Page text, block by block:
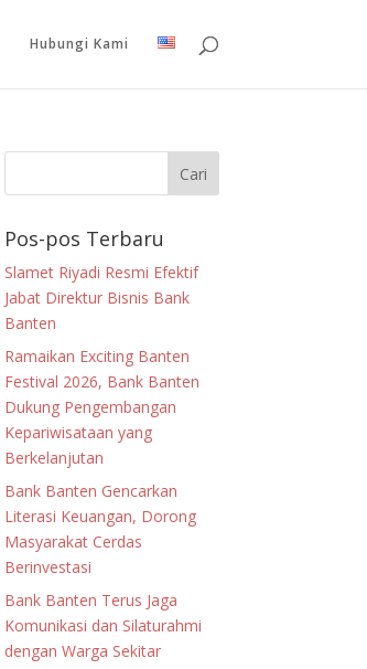
Hubungi Kami
Pos-pos Terbaru
Slamet Riyadi Resmi Efektif
Jabat Direktur Bisnis Bank
Banten
Ramaikan Exciting Banten
Festival 2026, Bank Banten
Dukung Pengembangan
Kepariwisataan yang
Berkelanjutan
Bank Banten Gencarkan
Literasi Keuangan, Dorong
Masyarakat Cerdas
Berinvestasi
Bank Banten Terus Jaga
Komunikasi dan Silaturahmi
dengan Warga Sekitar